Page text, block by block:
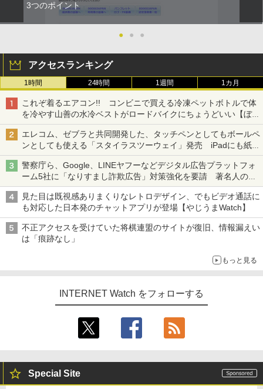
3つのポイント
● ● ●
アクセスランキング
1時間 24時間 1週間 1カ月
これぞ着るエアコン!! コンビニで買える冷凍ペットボトルで体
を冷やす山善の水冷ベストがロードバイクにちょうどいい【ぼっ
ち・ざ・ろーど！その14】【空いた時間でなにしてる？】
エレコム、ゼブラと共同開発した、タッチペンとしてもボールペ
ンとしても使える「スタイラスツーウェイ」発売 iPadにも紙に
も、持ち替えずに書き込める
警察庁ら、Google、LINEヤフーなどデジタル広告プラットフォ
ーム5社に「なりすまし詐欺広告」対策強化を要請 著名人の写
真や映像を使った投資詐欺などへの対策として
見た目は既視感ありまくりなレトロデザイン、でもビデオ通話に
も対応した日本発のチャットアプリが登場【やじうまWatch】
不正アクセスを受けていた将棋連盟のサイトが復旧、情報漏えい
は「痕跡なし」
もっと見る
INTERNET Watch をフォローする
Special Site